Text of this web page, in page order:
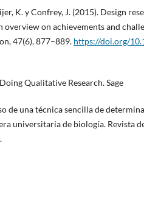
K. y Confrey, J. (2015). Design
overview on achievements and
47(6), 877–889. https://doi.org/
Qualitative Research. Sage
de una técnica sencilla de
universitaria de biología. Revista